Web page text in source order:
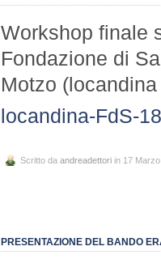
Workshop finale
Fondazione di
Motzo
locandina-FdS-
Scritto da andreadettori in 17
PRESENTAZIONE DEL BANDO